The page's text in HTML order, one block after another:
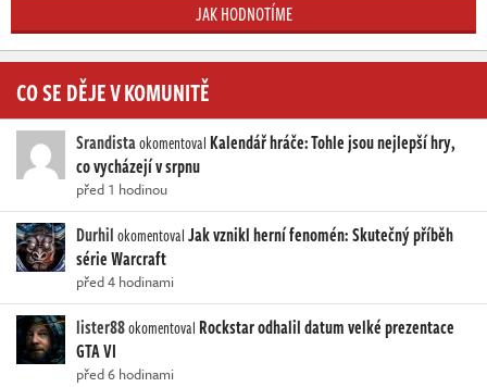
JAK HODNOTÍME
CO SE DĚJE V KOMUNITĚ
Srandistaokomentoval Kalendář hráče: Tohle jsou nejlepší hry,
co vycházejí v srpnu
před 1 hodinou
DurhilokomentovalJak vznikl herní fenomén: Skutečný příběh
série Warcraft
před 4 hodinami
lister88okomentoval Rockstar odhalil datum velké prezentace
GTA VI
před 6 hodinami